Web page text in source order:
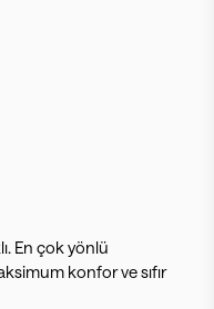
En çok yönlü
konfor ve sıfır